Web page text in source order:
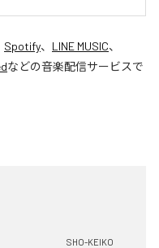
Spotify、 LINE MUSIC、
などの音楽配信サービスで
SHO-KEIKO